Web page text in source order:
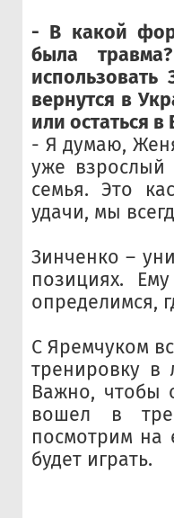
- В какой
была
вернутся в
или остаться в
- Я думаю,
уже взрослый
семья. Это
удачи, мы
Зинченко –
позициях.
определимся,
С Яремчуком
тренировку в
Важно, чтобы
вошел в
посмотрим на
будет играть.